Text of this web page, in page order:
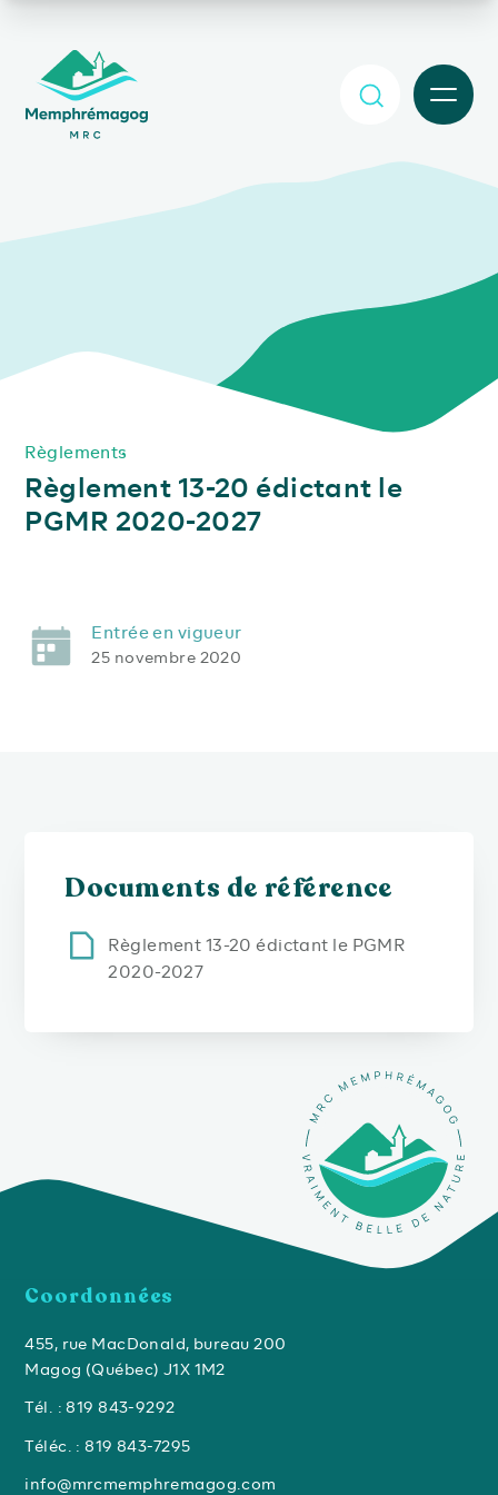
MENU
Règlements
Règlement 13-20 édictant le
PGMR 2020-2027
Entrée en vigueur
25 novembre 2020
Documents de référence
Règlement 13-20 édictant le PGMR
2020-2027
Coordonnées
455, rue MacDonald, bureau 200
Magog (Québec) J1X 1M2
Tél. : 819 843-9292
Téléc. : 819 843-7295
info@mrcmemphremagog.com